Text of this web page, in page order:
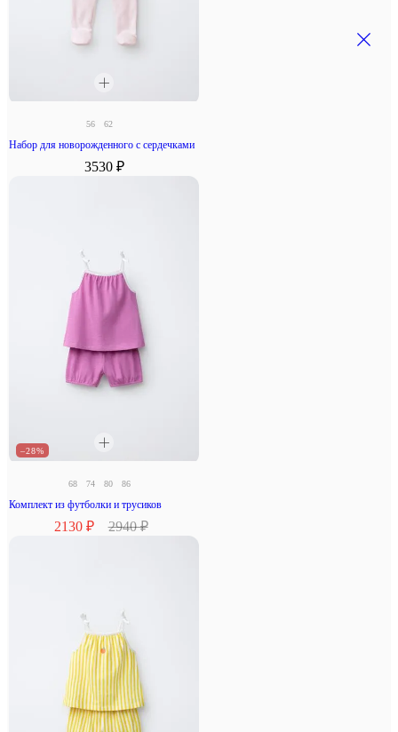
56 62
Набор для новорожденного с сердечками
3530 ₽
–28%
68 74 80 86
Комплект из футболки и трусиков
2130 ₽ 2940 ₽